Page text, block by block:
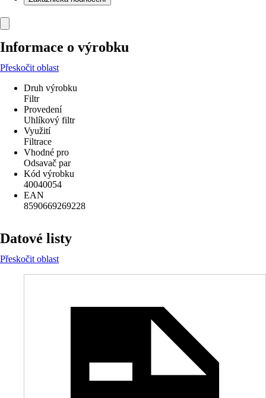
Informace o výrobku
Přeskočit oblast
Druh výrobku
Filtr
Provedení
Uhlíkový filtr
Využití
Filtrace
Vhodné pro
Odsavač par
Kód výrobku
40040054
EAN
8590669269228
Datové listy
Přeskočit oblast